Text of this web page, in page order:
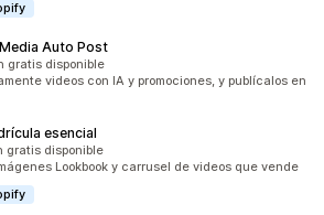
Auto Post
total
gratis disponible
videos con IA y promociones, y publícalos en
esencial
total
gratis disponible
Lookbook y carrusel de videos que vende